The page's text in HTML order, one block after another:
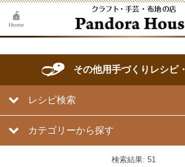
その他用手づくりレシピ
レシピ検索
カテゴリーから探す
検索結果: 51